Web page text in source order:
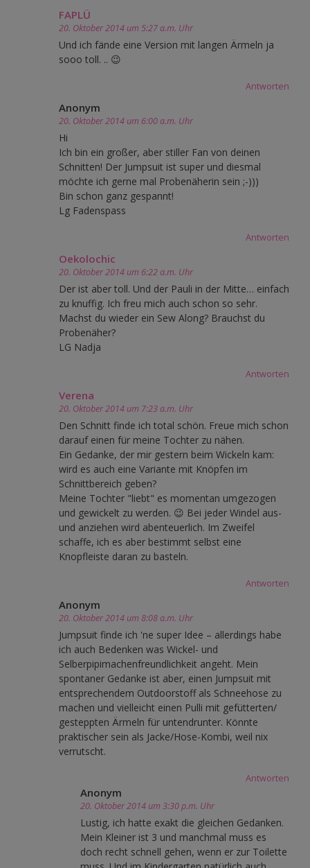
FAPLÜ
20. Oktober 2014 um 5:27 a.m. Uhr
Und ich fände eine Version mit langen Ärmeln ja
sooo toll. .. 😉
Antworten
Anonym
20. Oktober 2014 um 6:00 a.m. Uhr
Hi
Ich bin ein großer, aber stiller Fan von deinen
Schnitten! Der Jumpsuit ist super und diesmal
möchte ich gerne mal Probenäherin sein ;-)))
Bin schon ganz gespannt!
Lg Fadenspass
Antworten
Oekolochic
20. Oktober 2014 um 6:22 a.m. Uhr
Der ist aber toll. Und der Pauli in der Mitte… einfach
zu knuffig. Ich freu mich auch schon so sehr.
Machst du wieder ein Sew Along? Brauchst du
Probenäher?
LG Nadja
Antworten
Verena
20. Oktober 2014 um 7:23 a.m. Uhr
Den Schnitt finde ich total schön. Freue mich schon
darauf einen für meine Tochter zu nähen.
Ein Gedanke, der mir gestern beim Wickeln kam:
wird es auch eine Variante mit Knöpfen im
Schnittbereich geben?
Meine Tochter "liebt" es momentan umgezogen
und gewickelt zu werden. 😉 Bei jeder Windel aus-
und anziehen wird abenteuerlich. Im Zweifel
schaffe, ich es aber bestimmt selbst eine
Knopfleiste daran zu basteln.
Antworten
Anonym
20. Oktober 2014 um 8:08 a.m. Uhr
Jumpsuit finde ich 'ne super Idee – allerdings habe
ich auch Bedenken was Wickel- und
Selberpipimachenfreundlichkeit angeht. Mein
spontaner Gedanke ist aber, einen Jumpsuit mit
entsprechendem Outdoorstoff als Schneehose zu
machen und vielleicht einen Pulli mit gefütterten/
gesteppten Ärmeln für untendrunter. Könnte
praktischer sein als Jacke/Hose-Kombi, weil nix
verrutscht.
Antworten
Anonym
20. Oktober 2014 um 3:30 p.m. Uhr
Lustig, ich hatte exakt die gleichen Gedanken.
Mein Kleiner ist 3 und manchmal muss es
doch recht schnell gehen, wenn er zur Toilette